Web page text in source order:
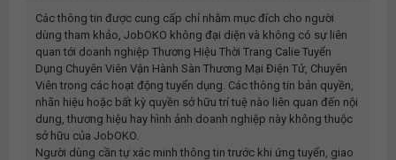
Các thông tin được cung cấp chỉ nhằm mục đích cho người
dùng tham khảo, JobOKO không đại diện và không có sự liên
quan tới doanh nghiệp Thương Hiệu Thời Trang Calie Tuyển
Dụng Chuyên Viên Vận Hành Sàn Thương Mại Điện Tử, Chuyên
Viên trong các hoạt động tuyển dụng. Các thông tin bản quyền,
nhãn hiệu hoặc bất kỳ quyền sở hữu trí tuệ nào liên quan đến nội
dung, thương hiệu hay hình ảnh doanh nghiệp này không thuộc
sở hữu của JobOKO.
Người dùng cần tự xác minh thông tin trước khi ứng tuyển, giao